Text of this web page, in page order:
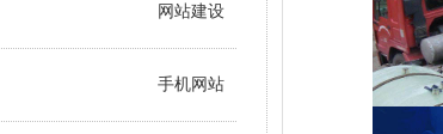
网站建设
手机网站